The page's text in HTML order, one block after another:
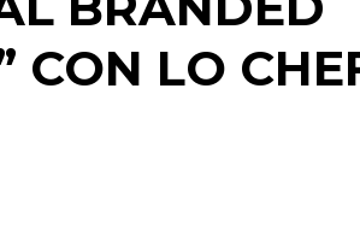
CON LO